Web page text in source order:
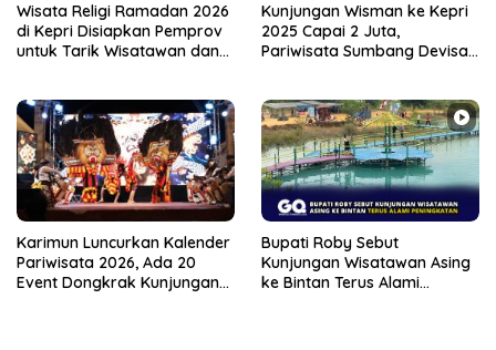
Wisata Religi Ramadan 2026
di Kepri Disiapkan Pemprov
untuk Tarik Wisatawan dan
Kunjungan Wisman ke Kepri
2025 Capai 2 Juta,
Pariwisata Sumbang Devisa
Karimun Luncurkan Kalender
Pariwisata 2026, Ada 20
Event Dongkrak Kunjungan
Bupati Roby Sebut
Kunjungan Wisatawan Asing
ke Bintan Terus Alami